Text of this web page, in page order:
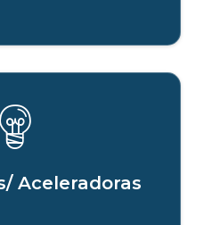
Aceleradoras